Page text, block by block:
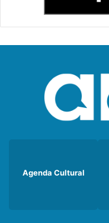
Agenda Cultural